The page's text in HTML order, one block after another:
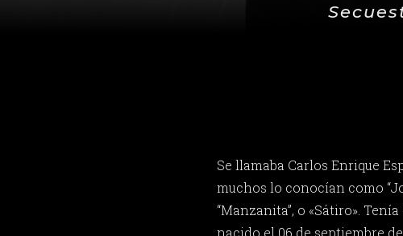
Se llamaba Carlos Enrique
muchos lo conocían como
“Manzanita”, o «Sátiro».
nacido el 06 de septiembre